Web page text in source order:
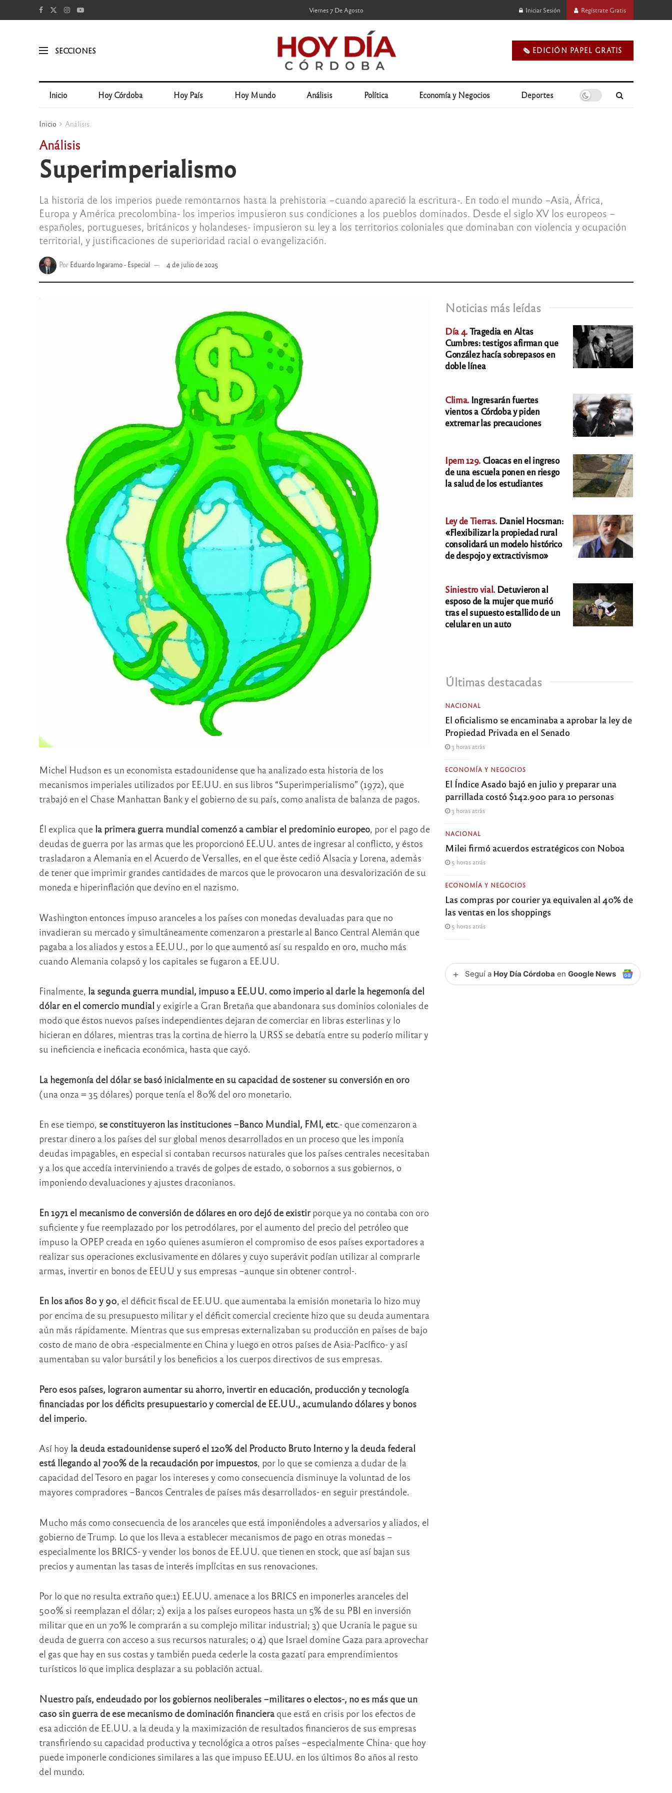
Viernes 7 De Agosto Iniciar Sesión Regístrate Gratis
SECCIONES 🗞️ EDICIÓN PAPEL GRATIS
Inicio Hoy Córdoba Hoy País Hoy Mundo Análisis Política Economía y Negocios Deportes
Inicio Análisis
Análisis
Superimperialismo
La historia de los imperios puede remontarnos hasta la prehistoria –cuando apareció la escritura-. En todo el mundo –Asia, África,
Europa y América precolombina- los imperios impusieron sus condiciones a los pueblos dominados. Desde el siglo XV los europeos –
españoles, portugueses, británicos y holandeses- impusieron su ley a los territorios coloniales que dominaban con violencia y ocupación
territorial, y justificaciones de superioridad racial o evangelización.
Por Eduardo Ingaramo - Especial 4 de julio de 2025
Michel Hudson es un economista estadounidense que ha analizado esta historia de los
mecanismos imperiales utilizados por EE.UU. en sus libros “Superimperialismo” (1972), que
trabajó en el Chase Manhattan Bank y el gobierno de su país, como analista de balanza de pagos.
Él explica que la primera guerra mundial comenzó a cambiar el predominio europeo, por el pago de
deudas de guerra por las armas que les proporcionó EE.UU. antes de ingresar al conflicto, y éstos
trasladaron a Alemania en el Acuerdo de Versalles, en el que éste cedió Alsacia y Lorena, además
de tener que imprimir grandes cantidades de marcos que le provocaron una desvalorización de su
moneda e hiperinflación que devino en el nazismo.
Washington entonces impuso aranceles a los países con monedas devaluadas para que no
invadieran su mercado y simultáneamente comenzaron a prestarle al Banco Central Alemán que
pagaba a los aliados y estos a EE.UU., por lo que aumentó así su respaldo en oro, mucho más
cuando Alemania colapsó y los capitales se fugaron a EE.UU.
Finalmente, la segunda guerra mundial, impuso a EE.UU. como imperio al darle la hegemonía del
dólar en el comercio mundial y exigirle a Gran Bretaña que abandonara sus dominios coloniales de
modo que éstos nuevos países independientes dejaran de comerciar en libras esterlinas y lo
hicieran en dólares, mientras tras la cortina de hierro la URSS se debatía entre su poderío militar y
su ineficiencia e ineficacia económica, hasta que cayó.
La hegemonía del dólar se basó inicialmente en su capacidad de sostener su conversión en oro
(una onza = 35 dólares) porque tenía el 80% del oro monetario.
En ese tiempo, se constituyeron las instituciones –Banco Mundial, FMI, etc.- que comenzaron a
prestar dinero a los países del sur global menos desarrollados en un proceso que les imponía
deudas impagables, en especial si contaban recursos naturales que los países centrales necesitaban
y a los que accedía interviniendo a través de golpes de estado, o sobornos a sus gobiernos, o
imponiendo devaluaciones y ajustes draconianos.
En 1971 el mecanismo de conversión de dólares en oro dejó de existirporque ya no contaba con oro
suficiente y fue reemplazado por los petrodólares, por el aumento del precio del petróleo que
impuso la OPEP creada en 1960 quienes asumieron el compromiso de esos países exportadores a
realizar sus operaciones exclusivamente en dólares y cuyo superávit podían utilizar al comprarle
armas, invertir en bonos de EEUU y sus empresas –aunque sin obtener control-.
En los años 80 y 90, el déficit fiscal de EE.UU. que aumentaba la emisión monetaria lo hizo muy
por encima de su presupuesto militar y el déficit comercial creciente hizo que su deuda aumentara
aún más rápidamente. Mientras que sus empresas externalizaban su producción en países de bajo
costo de mano de obra -especialmente en China y luego en otros países de Asia-Pacífico- y así
aumentaban su valor bursátil y los beneficios a los cuerpos directivos de sus empresas.
Pero esos países, lograron aumentar su ahorro, invertir en educación, producción y tecnología
financiadas por los déficits presupuestario y comercial de EE.UU., acumulando dólares y bonos
del imperio.
Así hoy la deuda estadounidense superó el 120% del Producto Bruto Interno y la deuda federal
está llegando al 700% de la recaudación por impuestos, por lo que se comienza a dudar de la
capacidad del Tesoro en pagar los intereses y como consecuencia disminuye la voluntad de los
mayores compradores –Bancos Centrales de países más desarrollados- en seguir prestándole.
Mucho más como consecuencia de los aranceles que está imponiéndoles a adversarios y aliados, el
gobierno de Trump. Lo que los lleva a establecer mecanismos de pago en otras monedas –
especialmente los BRICS- y vender los bonos de EE.UU. que tienen en stock, que así bajan sus
precios y aumentan las tasas de interés implícitas en sus renovaciones.
Por lo que no resulta extraño que:1) EE.UU. amenace a los BRICS en imponerles aranceles del
500% si reemplazan el dólar; 2) exija a los países europeos hasta un 5% de su PBI en inversión
militar que en un 70% le comprarán a su complejo militar industrial; 3) que Ucrania le pague su
deuda de guerra con acceso a sus recursos naturales; o 4) que Israel domine Gaza para aprovechar
el gas que hay en sus costas y también pueda cederle la costa gazatí para emprendimientos
turísticos lo que implica desplazar a su población actual.
Nuestro país, endeudado por los gobiernos neoliberales –militares o electos-, no es más que un
caso sin guerra de ese mecanismo de dominación financieraque está en crisis por los efectos de
esa adicción de EE.UU. a la deuda y la maximización de resultados financieros de sus empresas
transfiriendo su capacidad productiva y tecnológica a otros países –especialmente China- que hoy
puede imponerle condiciones similares a las que impuso EE.UU. en los últimos 80 años al resto
del mundo.
Noticias más leídas
Día 4.Tragedia en Altas
Cumbres: testigos afirman que
González hacía sobrepasos en
doble línea
Clima. Ingresarán fuertes
vientos a Córdoba y piden
extremar las precauciones
Ipem 129. Cloacas en el ingreso
de una escuela ponen en riesgo
la salud de los estudiantes
Ley de Tierras. Daniel Hocsman:
«Flexibilizar la propiedad rural
consolidará un modelo histórico
de despojo y extractivismo»
Siniestro vial. Detuvieron al
esposo de la mujer que murió
tras el supuesto estallido de un
celular en un auto
Últimas destacadas
NACIONAL
El oficialismo se encaminaba a aprobar la ley de
Propiedad Privada en el Senado
3 horas atrás
ECONOMÍA Y NEGOCIOS
El Índice Asado bajó en julio y preparar una
parrillada costó $142.900 para 10 personas
3 horas atrás
NACIONAL
Milei firmó acuerdos estratégicos con Noboa
5 horas atrás
ECONOMÍA Y NEGOCIOS
Las compras por courier ya equivalen al 40% de
las ventas en los shoppings
5 horas atrás
+ Seguí a Hoy Día Córdoba enGoogle News